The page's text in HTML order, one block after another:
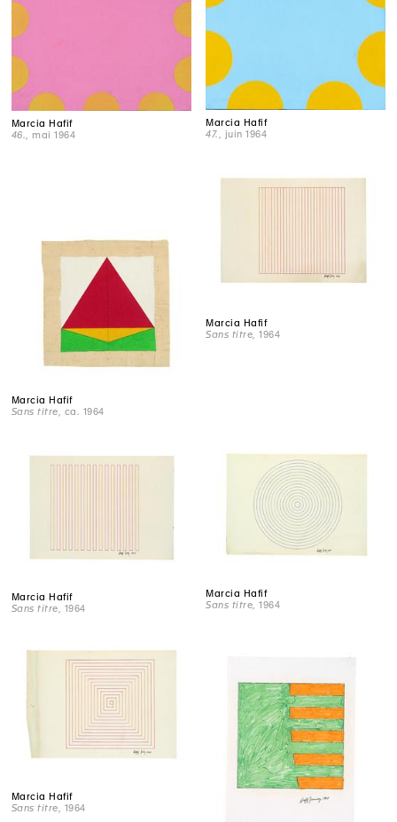
Marcia Hafif
46.
, mai 1964
Marcia Hafif
47., juin 1964
Marcia Hafif
Sans titre , ca. 1964
Marcia Hafif
Sans titre , 1964
Marcia Hafif
Sans titre , 1964
Marcia Hafif
Sans titre , 1964
Marcia Hafif
Sans titre , 1964